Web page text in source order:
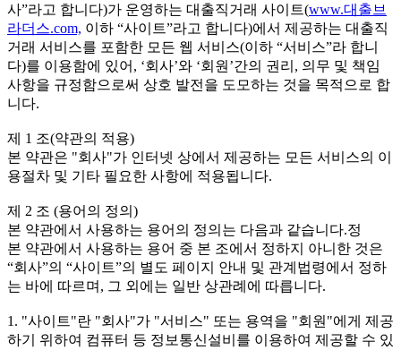
사”라고 합니다)가 운영하는 대출직거래 사이트(www.대출브
라더스.com, 이하 “사이트”라고 합니다)에서 제공하는 대출직
거래 서비스를 포함한 모든 웹 서비스(이하 “서비스”라 합니
다)를 이용함에 있어, ‘회사’와 ‘회원’간의 권리, 의무 및 책임
사항을 규정함으로써 상호 발전을 도모하는 것을 목적으로 합
니다.
제 1 조(약관의 적용)
본 약관은 "회사"가 인터넷 상에서 제공하는 모든 서비스의 이
용절차 및 기타 필요한 사항에 적용됩니다.
제 2 조 (용어의 정의)
본 약관에서 사용하는 용어의 정의는 다음과 같습니다.정
본 약관에서 사용하는 용어 중 본 조에서 정하지 아니한 것은
“회사”의 “사이트”의 별도 페이지 안내 및 관계법령에서 정하
는 바에 따르며, 그 외에는 일반 상관례에 따릅니다.
1. "사이트"란 "회사"가 "서비스" 또는 용역을 "회원"에게 제공
하기 위하여 컴퓨터 등 정보통신설비를 이용하여 제공할 수 있